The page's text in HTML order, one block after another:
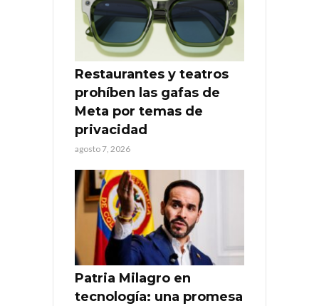
Restaurantes y teatros
prohíben las gafas de
Meta por temas de
privacidad
agosto 7, 2026
Patria Milagro en
tecnología: una promesa